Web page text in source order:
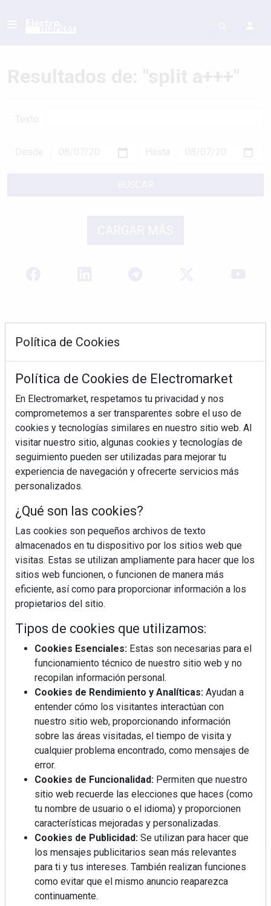
REVISTA 378
Regístrate y accede a contenidos
exclusivos
Política de Cookies
Política de Cookies de Electromarket
En Electromarket, respetamos tu privacidad y nos
comprometemos a ser transparentes sobre el uso de
cookies y tecnologías similares en nuestro sitio web. Al
visitar nuestro sitio, algunas cookies y tecnologías de
seguimiento pueden ser utilizadas para mejorar tu
experiencia de navegación y ofrecerte servicios más
personalizados.
¿Qué son las cookies?
Las cookies son pequeños archivos de texto
almacenados en tu dispositivo por los sitios web que
visitas. Estas se utilizan ampliamente para hacer que los
sitios web funcionen, o funcionen de manera más
eficiente, así como para proporcionar información a los
propietarios del sitio.
Tipos de cookies que utilizamos:
Cookies Esenciales: Estas son necesarias para el
funcionamiento técnico de nuestro sitio web y no
recopilan información personal.
Cookies de Rendimiento y Analíticas: Ayudan a
entender cómo los visitantes interactúan con
nuestro sitio web, proporcionando información
sobre las áreas visitadas, el tiempo de visita y
cualquier problema encontrado, como mensajes de
error.
Cookies de Funcionalidad: Permiten que nuestro
sitio web recuerde las elecciones que haces (como
tu nombre de usuario o el idioma) y proporcionen
características mejoradas y personalizadas.
Cookies de Publicidad: Se utilizan para hacer que
los mensajes publicitarios sean más relevantes
para ti y tus intereses. También realizan funciones
como evitar que el mismo anuncio reaparezca
continuamente.